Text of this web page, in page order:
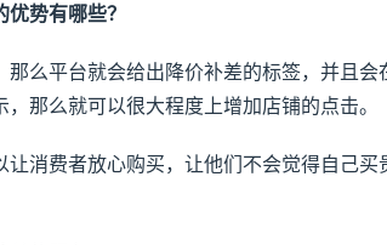
势有哪些？
么平台就会给出降价补差的标签，并且会
那么就可以很大程度上增加店铺的点击。
消费者放心购买，让他们不会觉得自己买